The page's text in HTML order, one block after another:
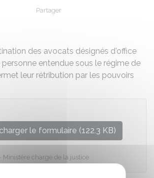
Partager
des avocats désignés d'office
personne entendue sous le régime de
leur rétribution par les pouvoirs
le formulaire (122.3 KB)
Ministère chargé de la justice